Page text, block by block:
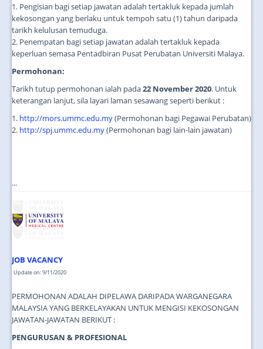
1. Pengisian bagi setiap jawatan adalah tertakluk kepada jumlah
kekosongan yang berlaku untuk tempoh satu (1) tahun daripada
tarikh kelulusan temuduga.
2. Penempatan bagi setiap jawatan adalah tertakluk kepada
keperluan semasa Pentadbiran Pusat Perubatan Universiti Malaya.
Permohonan:
Tarikh tutup permohonan ialah pada22 November 2020. Untuk
keterangan lanjut, sila layari laman sesawang seperti berikut :
1. http://mors.ummc.edu.my(Permohonan bagi Pegawai Perubatan)
2. http://spj.ummc.edu.my(Permohonan bagi lain-lain jawatan)
...
JOB VACANCY
Update on: 9/11/2020
PERMOHONAN ADALAH DIPELAWA DARIPADA WARGANEGARA
MALAYSIA YANG BERKELAYAKAN UNTUK MENGISI KEKOSONGAN
JAWATAN-JAWATAN BERIKUT :
PENGURUSAN & PROFESIONAL